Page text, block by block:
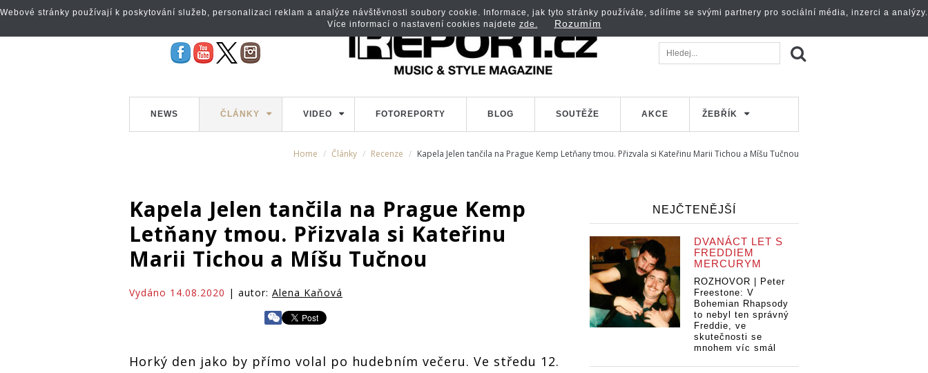
NEWS ČLÁNKY VIDEO FOTOREPORTY BLOG SOUTĚŽE AKCE ŽEBŘÍK
Home Články Recenze Kapela Jelen tančila na Prague Kemp Letňany tmou. Přizvala si Kateřinu Marii Tichou a Míšu Tučnou
Kapela Jelen tančila na Prague Kemp
Letňany tmou. Přizvala si Kateřinu
Marii Tichou a Míšu Tučnou
Vydáno 14.08.2020 | autor: Alena Kaňová
Horký den jako by přímo volal po hudebním večeru. Ve středu 12.
NEJČTENĚJŠÍ
DVANÁCT LET S
FREDDIEM
MERCURYM
ROZHOVOR | Peter
Freestone: V
Bohemian Rhapsody
to nebyl ten správný
Freddie, ve
skutečnosti se
mnohem víc smál
Webové stránky používají k poskytování služeb, personalizaci reklam a analýze návštěvnosti soubory cookie. Informace, jak tyto stránky používáte, sdílíme se svými partnery pro sociální média, inzerci a analýzy.
Více informací o nastavení cookies najdete zde. Rozumím